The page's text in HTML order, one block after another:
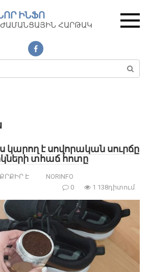
ԻՆՖՈ
ՀԱՐԹԱԿ
կարող է սովորական սուրճը
տհաճ հոտը
Է
NORINFO
0
1 138դիտում